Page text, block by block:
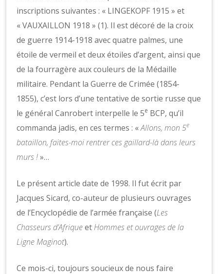
inscriptions suivantes : « LINGEKOPF 1915 » et
« VAUXAILLON 1918 » (1). Il est décoré de la croix
de guerre 1914-1918 avec quatre palmes, une
étoile de vermeil et deux étoiles d’argent, ainsi que
de la fourragère aux couleurs de la Médaille
militaire. Pendant la Guerre de Crimée (1854-
1855), c’est lors d’une tentative de sortie russe que
le général Canrobert interpelle le 5e BCP, qu’il
commanda jadis, en ces termes : «Allons, mon 5e
bataillon, faites-moi rentrer ces gaillard-là dans leurs
murs !»…
Le présent article date de 1998. Il fut écrit par
Jacques Sicard, co-auteur de plusieurs ouvrages
de l’Encyclopédie de l’armée française (Les
Chasseurs d’Afriqueet Hommes et ouvrages de la
Ligne Maginot).
Ce mois-ci, toujours soucieux de nous faire